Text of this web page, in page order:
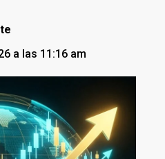
a las 11:16 am